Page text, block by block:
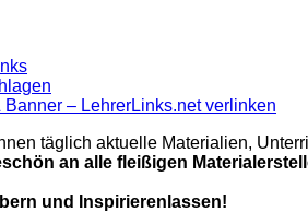
– LehrerLinks.net verlinken
täglich aktuelle Materialien,
an alle fleißigen
und Inspirierenlassen!